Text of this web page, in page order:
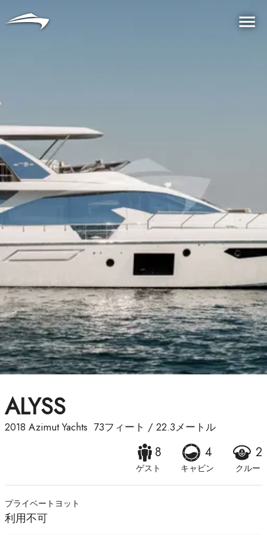
ALYSS
2018 Azimut Yachts 73フィート / 22.3メートル
8
ゲスト
4
キャビン
2
クルー
プライベートヨット
利用不可